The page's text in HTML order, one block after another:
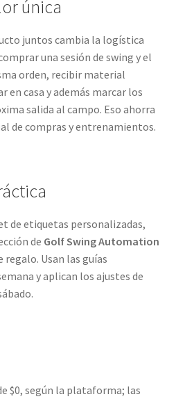
única
juntos cambia la logística
una sesión de swing y el
orden, recibir material
en casa y además marcar los
salida al campo. Eso ahorra
de compras y entrenamientos.
de etiquetas personalizadas,
de Golf Swing Automation
regalo. Usan las guías
y aplican los ajustes de
$0, según la plataforma; las